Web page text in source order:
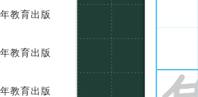
教育出版
教育出版
教育出版